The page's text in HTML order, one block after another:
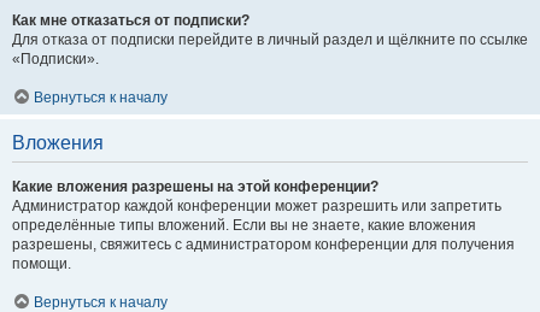
Как мне отказаться от подписки?
Для отказа от подписки перейдите в личный раздел и щёлкните по ссылке
«Подписки».
Вернуться к началу
Вложения
Какие вложения разрешены на этой конференции?
Администратор каждой конференции может разрешить или запретить
определённые типы вложений. Если вы не знаете, какие вложения
разрешены, свяжитесь с администратором конференции для получения
помощи.
Вернуться к началу